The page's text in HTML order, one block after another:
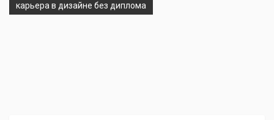
карьера в дизайне без диплома